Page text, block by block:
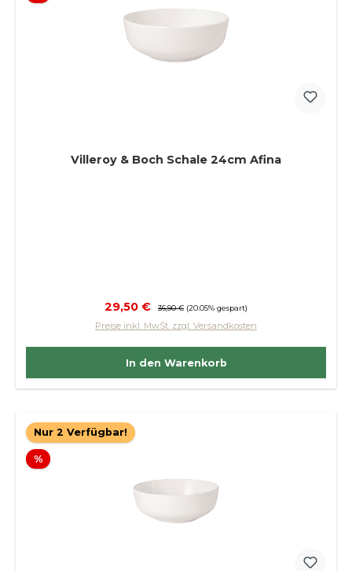
Villeroy & Boch Schale 24cm Afina
Verkaufspreis:
29,50 € Regulärer Preis:
36,90 € (20.05% gespart)
Preise inkl. MwSt. zzgl. Versandkosten
In den Warenkorb
Nur 2 Verfügbar!
%Rabatt